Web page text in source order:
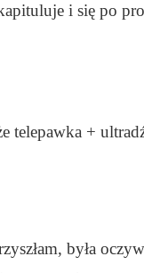
i się po
telepawka +
była